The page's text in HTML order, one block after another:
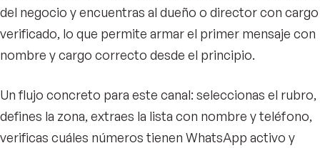
del negocio y encuentras al dueño o director con cargo
verificado, lo que permite armar el primer mensaje con
nombre y cargo correcto desde el principio.
Un flujo concreto para este canal: seleccionas el rubro,
defines la zona, extraes la lista con nombre y teléfono,
verificas cuáles números tienen WhatsApp activo y